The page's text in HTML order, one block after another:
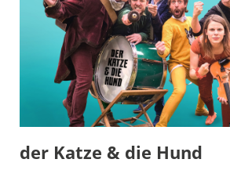
der Katze & die Hund